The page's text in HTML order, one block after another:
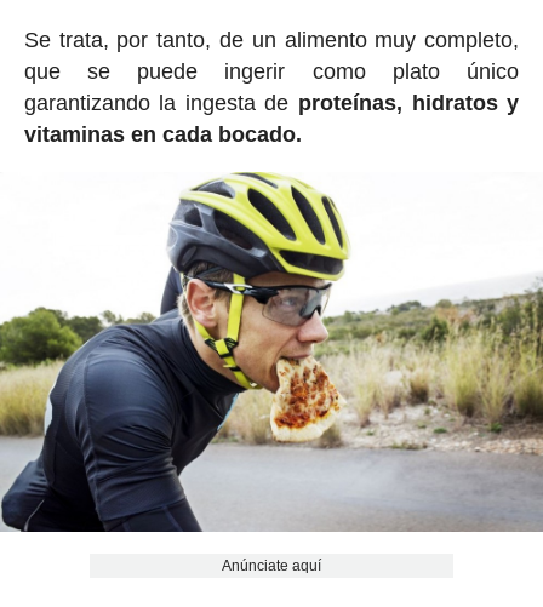
Se trata, por tanto, de un alimento muy completo,
que se puede ingerir como plato único
garantizando la ingesta de proteínas, hidratos y
vitaminas en cada bocado.
Anúnciate aquí